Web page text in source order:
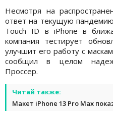
Несмотря на
ответ на текущую
Touch ID в iPhone в
компания тестирует
улучшит его работу с
сообщил в целом
Проссер.
Читай также:
Макет iPhone 13 Pro Max